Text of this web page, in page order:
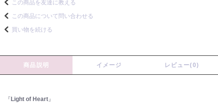
この商品を友達に教える
この商品について問い合わせる
買い物を続ける
商品説明 イメージ レビュー(0)
『Light of Heart 』